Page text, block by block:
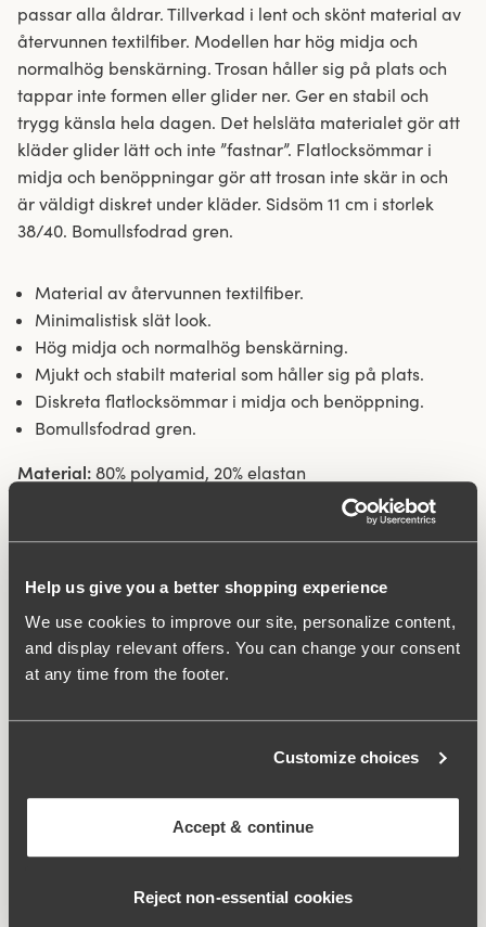
Help us give you a better shopping experience
We use cookies to improve our site, personalize content,
and display relevant offers. You can change your consent
at any time from the footer.
Customize choices
Accept & continue
Reject non‑essential cookies
passar alla åldrar. Tillverkad i lent och skönt material av
återvunnen textilfiber. Modellen har hög midja och
normalhög benskärning. Trosan håller sig på plats och
tappar inte formen eller glider ner. Ger en stabil och
trygg känsla hela dagen. Det helsläta materialet gör att
kläder glider lätt och inte ”fastnar”. Flatlocksömmar i
midja och benöppningar gör att trosan inte skär in och
är väldigt diskret under kläder. Sidsöm 11 cm i storlek
38/40. Bomullsfodrad gren.
Material av återvunnen textilfiber.
Minimalistisk slät look.
Hög midja och normalhög benskärning.
Mjukt och stabilt material som håller sig på plats.
Diskreta flatlocksömmar i midja och benöppning.
Bomullsfodrad gren.
Material: 80% polyamid, 20% elastan
Relaterade produkter
Viewing image 1 of 5
84% bomull
Cotton Comfort bh
439 kr549 kr
Viewing image 1 of 4
Sparkle bh
439 kr549 kr
Viewing image 1 of 11
649 kr
Hur är passformen på Recycled Comfort midi